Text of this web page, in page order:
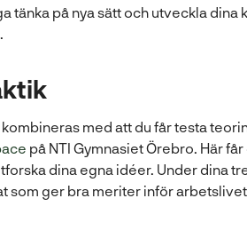
tänka på nya sätt och utveckla dina
med att du får testa
ö
p
på NTI Gymnasiet Örebro. Här
dina egna idéer. Under dina
som ger bra meriter inför